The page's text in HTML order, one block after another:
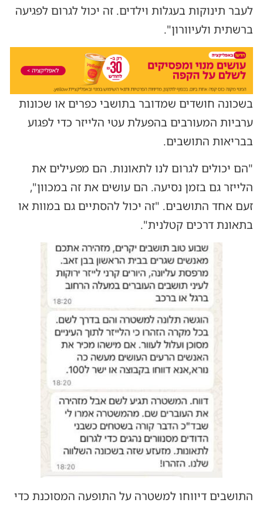
לעבר תינוקות בעגלות וילדים. זה יכול לגרום לפגיעה
ברשתית ולעיוורון".
בשכונה חושדים שמדובר בתושבי כפרים או שכונות
ערביות המעורבים בהפעלת עטי הלייזר כדי לפגוע
בבריאות התושבים.
"הם יכולים לגרום לנו לתאונות. הם מפעילים את
הלייזר גם בזמן נסיעה. הם עושים את זה במכוון",
זעם אחד התושבים. "זה יכול להסתיים גם במוות או
בתאונת דרכים קטלנית".
התושבים דיווחו למשטרה על התופעה המסוכנת כדי